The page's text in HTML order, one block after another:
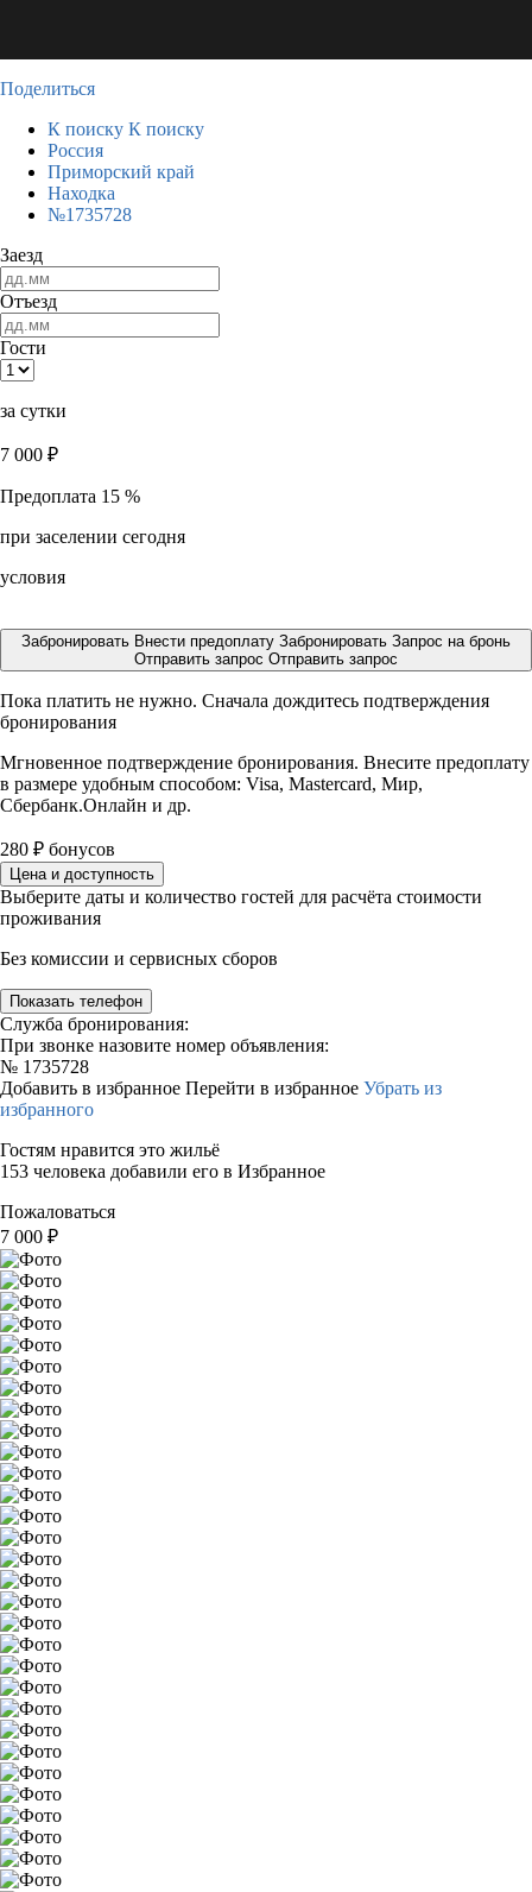
Поделиться
К поиску К поиску
Россия
Приморский край
Находка
№1735728
Заезд
Отъезд
Гости
за сутки
7 000 ₽
Предоплата 15 %
при заселении сегодня
условия
Забронировать Внести предоплату Забронировать Запрос на бронь
Отправить запрос Отправить запрос
Пока платить не нужно. Сначала дождитесь подтверждения
бронирования
Мгновенное подтверждение бронирования. Внесите предоплату
в размере удобным способом: Visa, Mastercard, Мир,
Сбербанк.Онлайн и др.
280 ₽ бонусов
Цена и доступность
Выберите даты и количество гостей для расчёта стоимости
проживания
Без комиссии и сервисных сборов
Показать телефон
Служба бронирования:
При звонке назовите номер объявления:
№ 1735728
Добавить в избранное Перейти в избранное Убрать из
избранного
Гостям нравится это жильё
153 человека добавили его в Избранное
Пожаловаться
7 000 ₽